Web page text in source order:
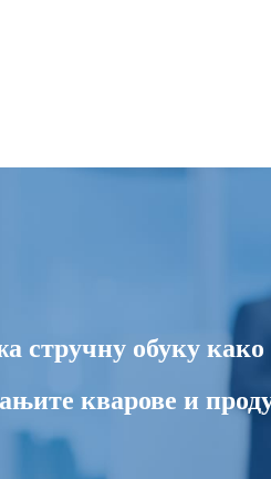
стручну обуку
кварове и